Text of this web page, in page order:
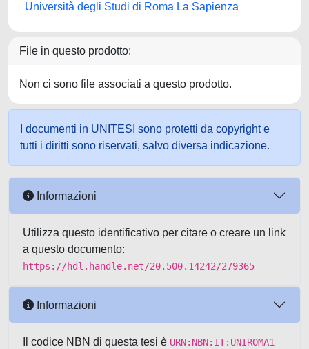
Università degli Studi di Roma La Sapienza
File in questo prodotto:
Non ci sono file associati a questo prodotto.
I documenti in UNITESI sono protetti da copyright e
tutti i diritti sono riservati, salvo diversa indicazione.
Informazioni
Utilizza questo identificativo per citare o creare un link
a questo documento:
https://hdl.handle.net/20.500.14242/279365
Informazioni
Il codice NBN di questa tesi è URN:NBN:IT:UNIROMA1-